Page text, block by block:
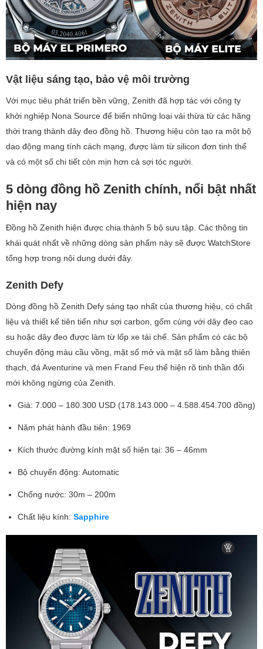
Vật liệu sáng tạo, bảo vệ môi trường
Với mục tiêu phát triển bền vững, Zenith đã hợp tác với công ty
khởi nghiệp Nona Source để biến những loại vải thừa từ các hãng
thời trang thành dây đeo đồng hồ. Thương hiệu còn tạo ra một bộ
dao động mang tính cách mạng, được làm từ silicon đơn tinh thể
và có một số chi tiết còn mịn hơn cả sợi tóc người.
5 dòng đồng hồ Zenith chính, nổi bật nhất
hiện nay
Đồng hồ Zenith hiện được chia thành 5 bộ sưu tập. Các thông tin
khái quát nhất về những dòng sản phẩm này sẽ được WatchStore
tổng hợp trong nội dung dưới đây.
Zenith Defy
Dòng đồng hồ Zenith Defy sáng tạo nhất của thương hiệu, có chất
liệu và thiết kế tiên tiến như sợi carbon, gốm cùng với dây đeo cao
su hoặc dây đeo được làm từ lốp xe tái chế. Sản phẩm có các bộ
chuyển động màu cầu vồng, mặt số mở và mặt số làm bằng thiên
thạch, đá Aventurine và men Frand Feu thể hiện rõ tinh thần đổi
mới không ngừng của Zenith.
Giá: 7.000 – 180.300 USD (178.143.000 – 4.588.454.700 đồng)
Năm phát hành đầu tiên: 1969
Kích thước đường kính mặt số hiện tại: 36 – 46mm
Bộ chuyển động: Automatic
Chống nước: 30m – 200m
Chất liệu kính: Sapphire